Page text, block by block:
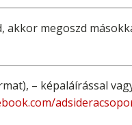
megoszd
– képaláírással